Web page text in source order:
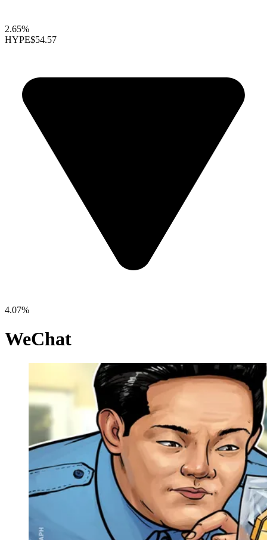
2.65%
HYPE$54.57
4.07%
WeChat